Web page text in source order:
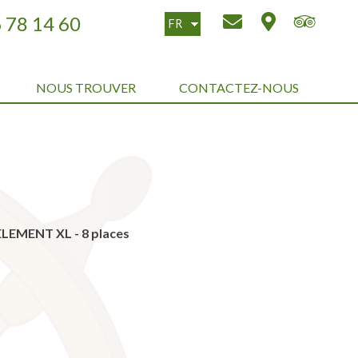
FR
14 60
NOUS TROUVER CONTACTEZ-NOUS
XL - 8 places